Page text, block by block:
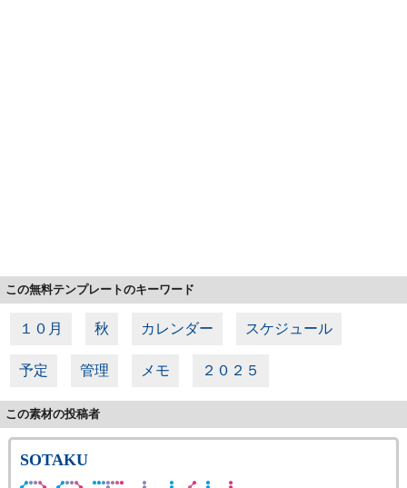
この無料テンプレートのキーワード
１０月 秋 カレンダー スケジュール
予定 管理 メモ ２０２５
この素材の投稿者
SOTAKU